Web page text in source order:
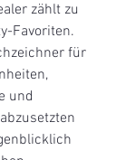
zählt zu
Favoriten.
für
und